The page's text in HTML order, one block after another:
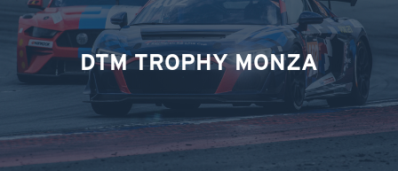
DTM TROPHY MONZA